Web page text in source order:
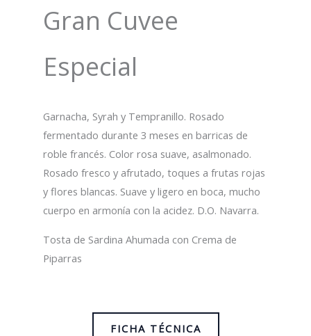
Gran Cuvee
Especial
Garnacha, Syrah y Tempranillo. Rosado
fermentado durante 3 meses en barricas de
roble francés. Color rosa suave, asalmonado.
Rosado fresco y afrutado, toques a frutas rojas
y flores blancas. Suave y ligero en boca, mucho
cuerpo en armonía con la acidez. D.O. Navarra.
Tosta de Sardina Ahumada con Crema de
Piparras
FICHA TÉCNICA